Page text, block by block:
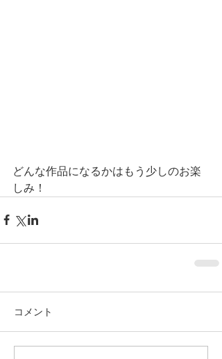
どんな作品になるかはもう少しのお楽
しみ！
コメント